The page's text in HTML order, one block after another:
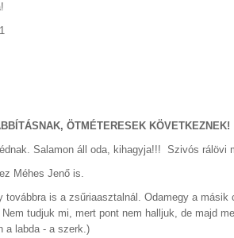
ÖTMÉTERESEK KÖVETKEZNEK!
Salamon áll oda, kihagyja!!! Szivós rálövi
Méhes Jenő is.
továbbra is a zsűriaasztalnál. Odamegy a
tudjuk mi, mert pont nem halljuk, de majd
a labda - a szerk.)